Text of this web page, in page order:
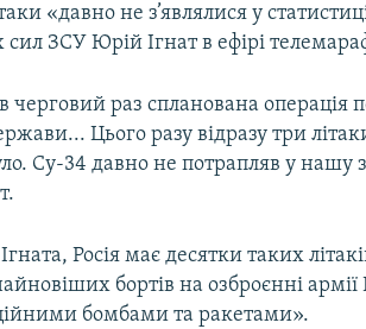
«давно не з’являлися у
сил ЗСУ Юрій Ігнат в ефірі
черговий раз спланована
Цього разу відразу три
Су-34 давно не потрапляв у нашу
Росія має десятки таких
бортів на озброєнні
бомбами та ракетами».